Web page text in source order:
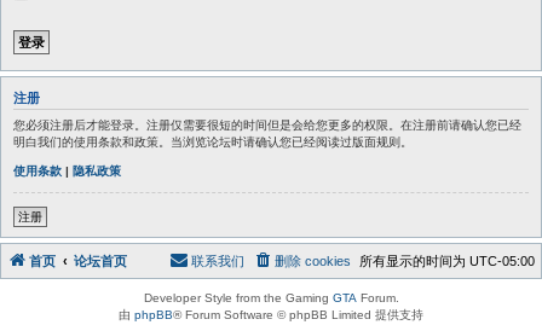
注册
您必须注册后才能登录。注册仅需要很短的时间但是会给您更多的权限。在注册前请确认您已经
明白我们的使用条款和政策。当浏览论坛时请确认您已经阅读过版面规则。
使用条款 | 隐私政策
注册
首页 论坛首页 所有显示的时间为 UTC-05:00
删除 cookies
联系我们
Developer Style from the Gaming GTA Forum.
由 phpBB® Forum Software © phpBB Limited 提供支持